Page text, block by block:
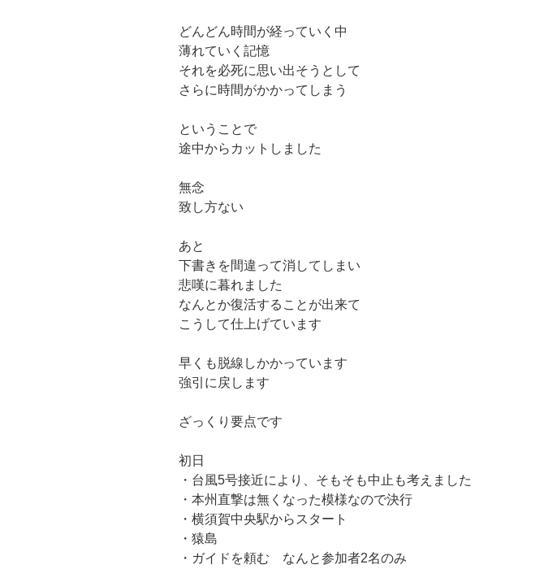
どんどん時間が経っていく中
薄れていく記憶
それを必死に思い出そうとして
さらに時間がかかってしまう
ということで
途中からカットしました
無念
致し方ない
あと
下書きを間違って消してしまい
悲嘆に暮れました
なんとか復活することが出来て
こうして仕上げています
早くも脱線しかかっています
強引に戻します
ざっくり要点です
初日
・台風5号接近により、そもそも中止も考えました
・本州直撃は無くなった模様なので決行
・横須賀中央駅からスタート
・猿島
・ガイドを頼む なんと参加者2名のみ